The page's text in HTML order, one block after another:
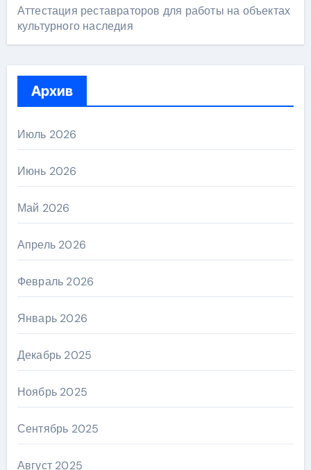
Аттестация реставраторов для работы на объектах
культурного наследия
Архив
Июль 2026
Июнь 2026
Май 2026
Апрель 2026
Февраль 2026
Январь 2026
Декабрь 2025
Ноябрь 2025
Сентябрь 2025
Август 2025